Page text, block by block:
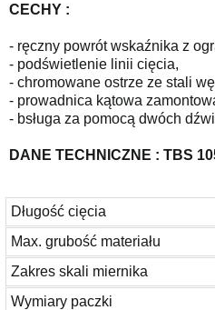
CECHY :
- ręczny powrót wskaźnika z
- podświetlenie linii cięcia,
- chromowane ostrze ze stali
- prowadnica kątowa
- bsługa za pomocą dwóch
DANE TECHNICZNE : TBS
Długość cięcia
Max. grubość materiału
Zakres skali miernika
Wymiary paczki